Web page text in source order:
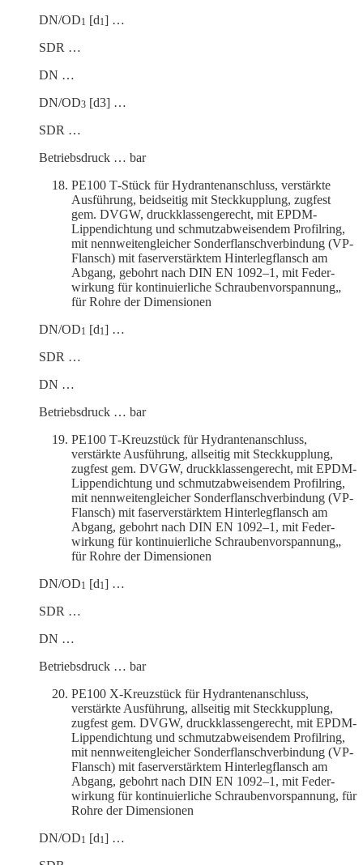
DN/OD1 [d1] …
SDR …
DN …
DN/OD3 [d3] …
SDR …
Betriebs­druck … bar
PE100 T‑Stück für Hydrantenanschluss, verstärkte
Ausführung, beidseitig mit Steck­kupplung, zugfest
gem. DVGW, druck­klas­sen­ge­recht, mit EPDM-
Lippen­dichtung und schmutz­ab­wei­sendem Profilring,
mit nennwei­ten­gleicher Sonder­flansch­ver­bindung (VP-
Flansch) mit faser­ver­stärktem Hinter­leg­flansch am
Abgang, gebohrt nach DIN EN 1092–1, mit Feder­
wirkung für konti­nu­ier­liche Schrau­ben­vor­spannung„
für Rohre der Dimensionen
DN/OD1 [d1] …
SDR …
DN …
Betriebs­druck … bar
PE100 T‑Kreuzstück für Hydrantenanschluss,
verstärkte Ausführung, allseitig mit Steck­kupplung,
zugfest gem. DVGW, druck­klas­sen­ge­recht, mit EPDM-
Lippen­dichtung und schmutz­ab­wei­sendem Profilring,
mit nennwei­ten­gleicher Sonder­flansch­ver­bindung (VP-
Flansch) mit faser­ver­stärktem Hinter­leg­flansch am
Abgang, gebohrt nach DIN EN 1092–1, mit Feder­
wirkung für konti­nu­ier­liche Schrau­ben­vor­spannung„
für Rohre der Dimensionen
DN/OD1 [d1] …
SDR …
DN …
Betriebs­druck … bar
PE100 X‑Kreuzstück für Hydrantenanschluss,
verstärkte Ausführung, allseitig mit Steck­kupplung,
zugfest gem. DVGW, druck­klas­sen­ge­recht, mit EPDM-
Lippen­dichtung und schmutz­ab­wei­sendem Profilring,
mit nennwei­ten­gleicher Sonder­flansch­ver­bindung (VP-
Flansch) mit faser­ver­stärktem Hinter­leg­flansch am
Abgang, gebohrt nach DIN EN 1092–1, mit Feder­
wirkung für konti­nu­ier­liche Schrau­ben­vor­spannung, für
Rohre der Dimensionen
DN/OD1 [d1] …